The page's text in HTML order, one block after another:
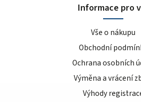
Informace pro
Vše o nákupu
Obchodní
Ochrana osobních
Výměna a vrácení
Výhody